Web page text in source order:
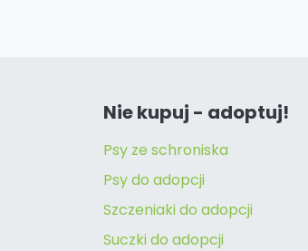
Nie kupuj - adoptuj!
Psy ze schroniska
Psy do adopcji
Szczeniaki do adopcji
Suczki do adopcji